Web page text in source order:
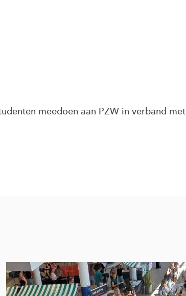
meedoen aan PZW in verband met